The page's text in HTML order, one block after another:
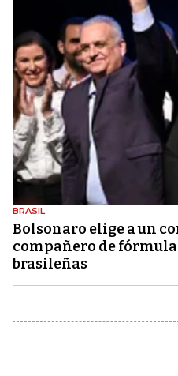
BRASIL
Bolsonaro elige a un
compañero de
brasileñas